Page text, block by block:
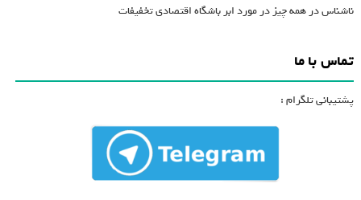
ناشناسدرهمه چیز در مورد ابر باشگاه اقتصادی تخفیفات
تماس با ما
پشتیبانی تلگرام :